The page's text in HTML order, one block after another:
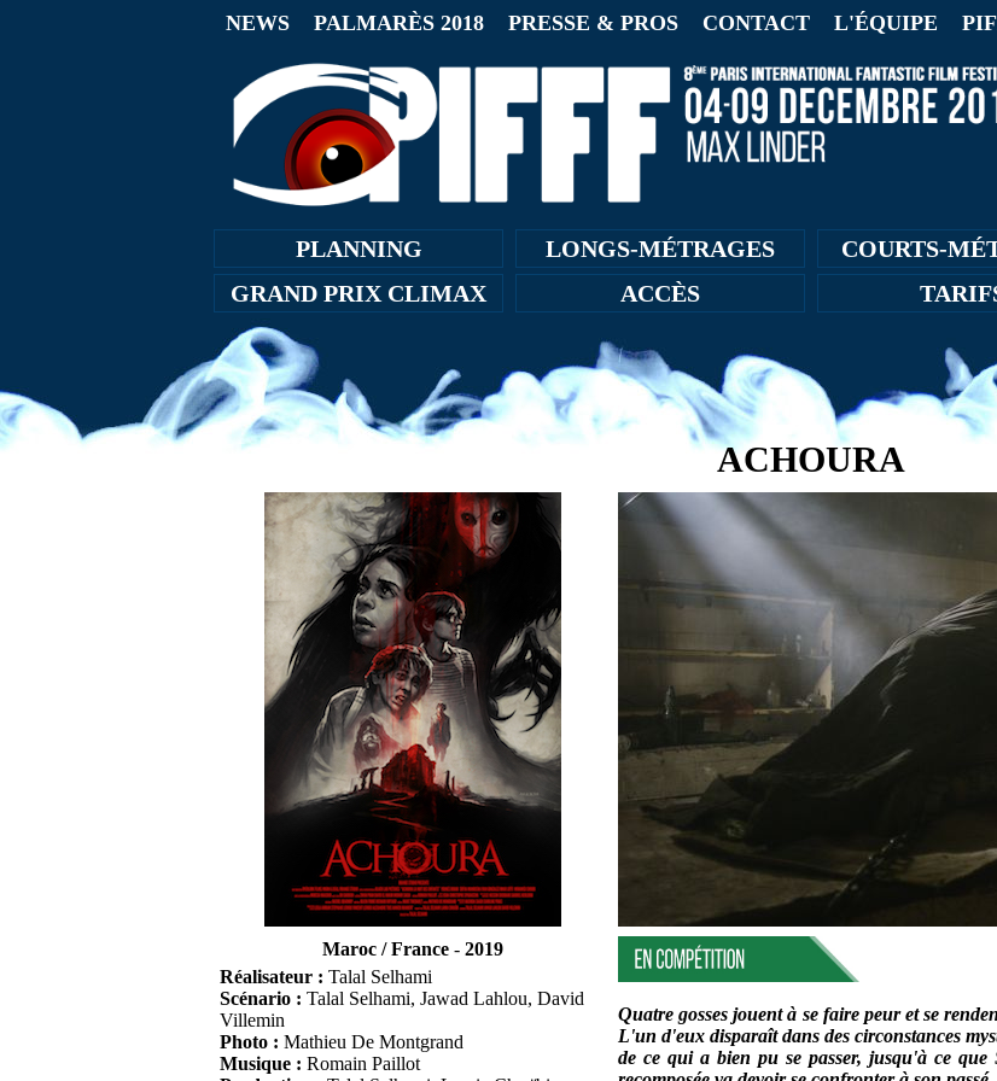
NEWS PALMARÈS 2018 PRESSE & PROS CONTACT L'ÉQUIPE
PLANNING LONGS-MÉTRAGES COURTS-
GRAND PRIX CLIMAX
ACCÈS
ACHOURA
Maroc / France - 2019
Réalisateur : Talal Selhami
Scénario : Talal Selhami, Jawad Lahlou, David
Villemin
Photo : Mathieu De Montgrand
Musique : Romain Paillot
Quatre gosses jouent à se faire peur et se
L'un d'eux disparaît dans des circonstances
de ce qui a bien pu se passer, jusqu'à ce